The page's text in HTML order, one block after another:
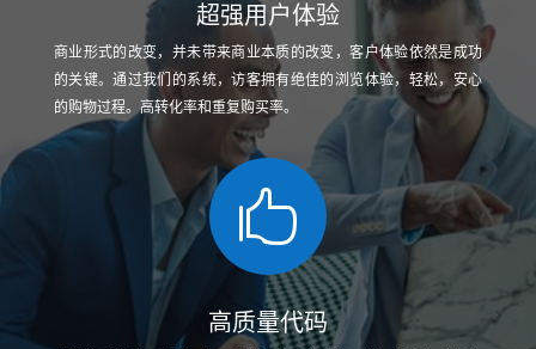
超强用户体验
商业形式的改变，并未带来商业本质的改变，客户体验依然是成功
的关键。通过我们的系统，访客拥有绝佳的浏览体验，轻松，安心
的购物过程。高转化率和重复购买率。

高质量代码